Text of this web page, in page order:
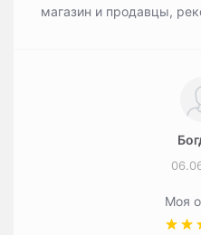
магазин и продавцы,
Моя